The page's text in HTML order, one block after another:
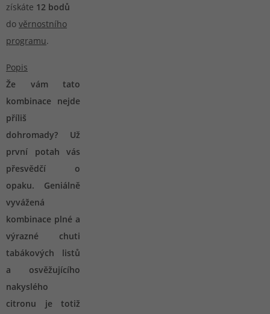
získáte 12 bodů
do věrnostního
programu.
Popis
Že vám tato
kombinace nejde
příliš
dohromady? Už
první potah vás
přesvědčí o
opaku. Geniálně
vyvážená
kombinace plné a
výrazné chuti
tabákových listů
a osvěžujícího
nakyslého
citronu je totiž